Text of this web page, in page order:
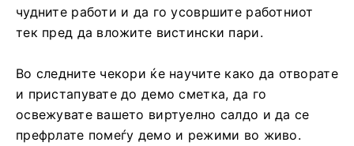
чудните работи и да го усовршите работниот
тек пред да вложите вистински пари.
Во следните чекори ќе научите како да отворате
и пристапувате до демо сметка, да го
освежувате вашето виртуелно салдо и да се
префрлате помеѓу демо и режими во живо.